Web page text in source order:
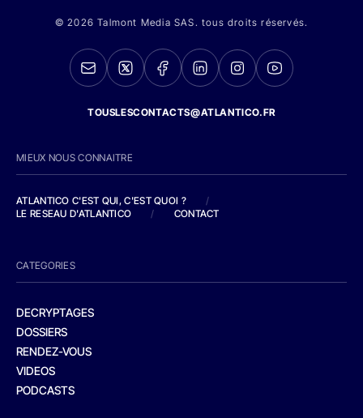
© 2026 Talmont Media SAS. tous droits réservés.
TOUSLESCONTACTS@ATLANTICO.FR
MIEUX NOUS CONNAITRE
ATLANTICO C'EST QUI, C'EST QUOI ?
/
LE RESEAU D'ATLANTICO
/ CONTACT
CATEGORIES
DECRYPTAGES
DOSSIERS
RENDEZ-VOUS
VIDEOS
PODCASTS